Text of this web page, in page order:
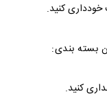
خودداری کنید.
بسته بندی: